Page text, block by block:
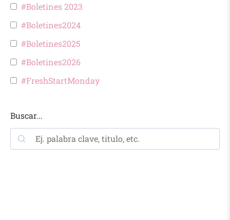
#Boletines 2023
#Boletines2024
#Boletines2025
#Boletines2026
#FreshStartMonday
Buscar...